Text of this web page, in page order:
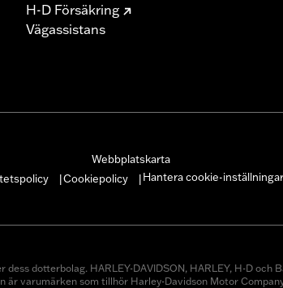
H-D Försäkring
Vägassistans
Webbplatskarta
Cookiepolicy Hantera cookie-inställningar
dotterbolag. HARLEY-DAVIDSON, HARLEY, H-D och
är varumärken som tillhör Harley-Davidson Motor